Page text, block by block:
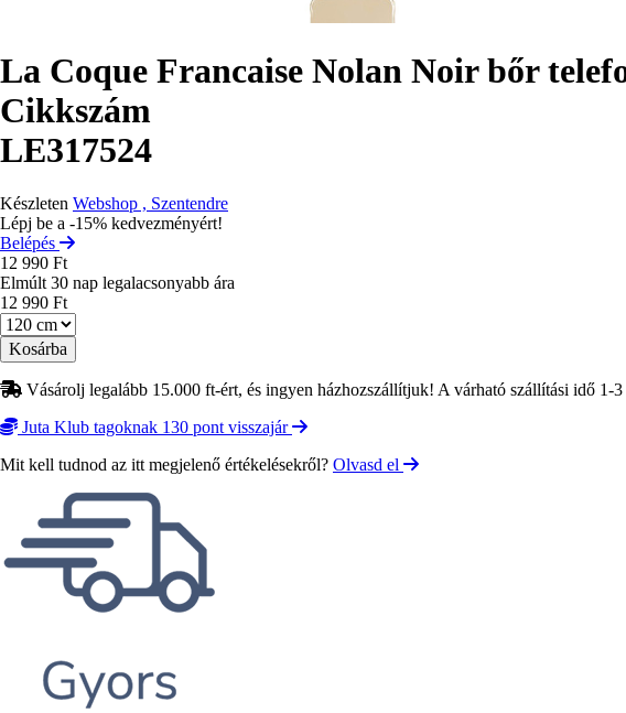
La Coque Francaise Nolan Noir bőr
Cikkszám
LE317524
Készleten Webshop , Szentendre
Lépj be a -15% kedvezményért!
Belépés
12 990 Ft
Elmúlt 30 nap legalacsonyabb ára
12 990 Ft
Méret
Vásárolj legalább 15.000 ft-ért, és ingyen házhozszállítjuk! A várható szállítási idő 1-3
Juta Klub tagoknak 130 pont visszajár
Mit kell tudnod az itt megjelenő értékelésekről? Olvasd el